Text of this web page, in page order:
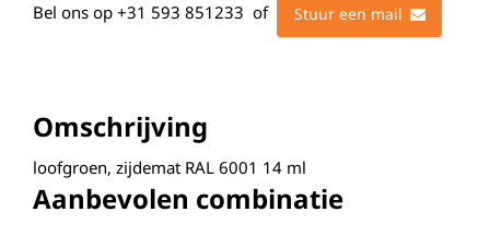
Bel ons op +31 593 851233 of Stuur een mail
Omschrijving
loofgroen, zijdemat RAL 6001 14 ml
Aanbevolen combinatie